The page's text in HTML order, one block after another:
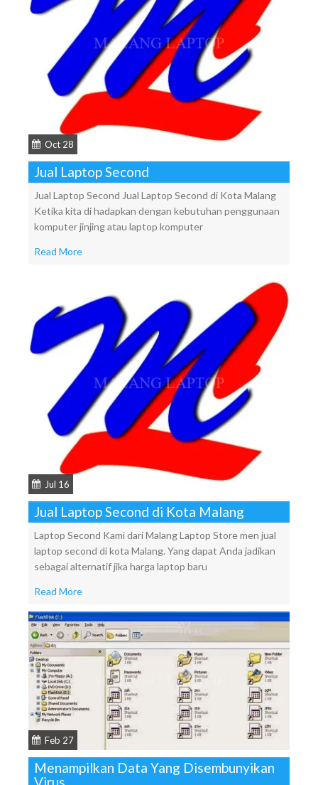
Oct 28
Jual Laptop Second
Jual Laptop Second Jual Laptop Second di Kota Malang
Ketika kita di hadapkan dengan kebutuhan penggunaan
komputer jinjing atau laptop komputer
Read More
Jul 16
Jual Laptop Second di Kota Malang
Laptop Second Kami dari Malang Laptop Store men jual
laptop second di kota Malang. Yang dapat Anda jadikan
sebagai alternatif jika harga laptop baru
Read More
Feb 27
Menampilkan Data Yang Disembunyikan
Virus